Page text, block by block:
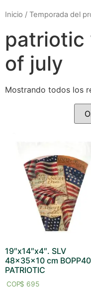
Inicio / Temporada del
patriotic
of july
Mostrando todos los
19″x14″x4″. SLV
48x35x10 cm BOPP40
PATRIOTIC
$ 695